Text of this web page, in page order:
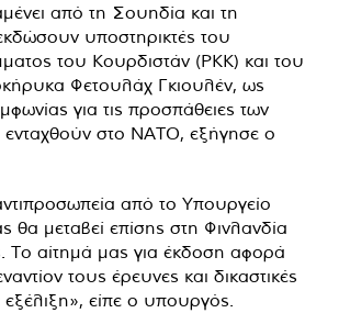
από τη Σουηδία και τη
υποστηρικτές του
του Κουρδιστάν (PKK) και του
Φετουλάχ Γκιουλέν, ως
για τις προσπάθειες των
στο ΝΑΤΟ, εξήγησε ο
από το Υπουργείο
θα μεταβεί επίσης στη Φινλανδία
Το αίτημά μας για έκδοση αφορά
τους έρευνες και δικαστικές
εξέλιξη», είπε ο υπουργός.